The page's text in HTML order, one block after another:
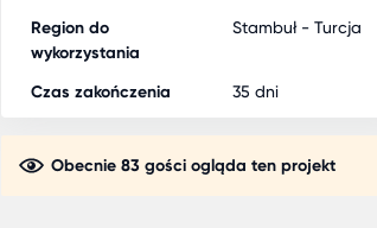
Region do
wykorzystania
Stambuł - Turcja
Czas zakończenia 35 dni
Obecnie 83 gości ogląda ten projekt